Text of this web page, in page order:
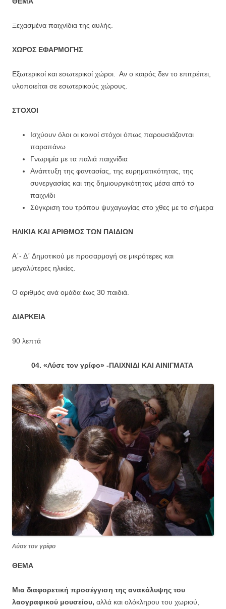
Ξεχασμένα παιχνίδια της αυλής.
ΧΩΡΟΣ ΕΦΑΡΜΟΓΗΣ
Εξωτερικοί και εσωτερικοί χώροι. Αν ο καιρός δεν το επιτρέπει,
υλοποιείται σε εσωτερικούς χώρους.
ΣΤΟΧΟΙ
Ισχύουν όλοι οι κοινοί στόχοι όπως παρουσιάζονται
παραπάνω
Γνωριμία με τα παλιά παιχνίδια
Ανάπτυξη της φαντασίας, της ευρηματικότητας, της
συνεργασίας και της δημιουργικότητας μέσα από το
παιχνίδι
Σύγκριση του τρόπου ψυχαγωγίας στο χθες με το σήμερα
ΗΛΙΚΙΑ ΚΑΙ ΑΡΙΘΜΟΣ ΤΩΝ ΠΑΙΔΙΩΝ
Α΄- Δ΄ Δημοτικού με προσαρμογή σε μικρότερες και
μεγαλύτερες ηλικίες.
Ο αριθμός ανά ομάδα έως 30 παιδιά.
ΔΙΑΡΚΕΙΑ
90 λεπτά
04. «Λύσε τον γρίφο» -ΠΑΙΧΝΙΔΙ ΚΑΙ ΑΙΝΙΓΜΑΤΑ
Λύσε τον γρίφο
ΘΕΜΑ
Μια διαφορετική προσέγγιση της ανακάλυψης του
λαογραφικού μουσείου, αλλά και ολόκληρου του χωριού,